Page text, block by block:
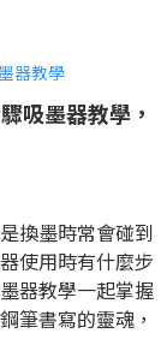
吸墨器教學，
換墨時常會碰到
使用時有什麼步
器教學一起掌握
筆書寫的靈魂，